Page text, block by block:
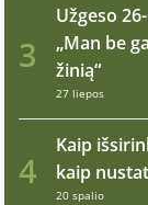
3
Užgeso
„Man be
žinią“
27 liepos
4
Kaip
kaip
20 spalio